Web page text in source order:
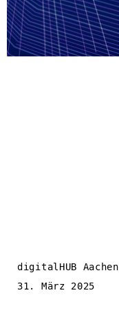
digitalHUB Aachen
31. März 2025